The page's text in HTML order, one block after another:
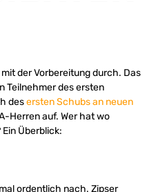
der Vorbereitung durch. Das
Teilnehmer des ersten
desersten Schubs an neuen
Herren auf. Wer hat wo
Überblick:
ordentlich nach. Zipser